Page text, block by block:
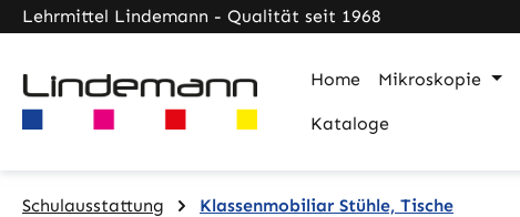
Hauptinhalt springen
Zur Suche springen
Zur Hauptnavigation springen
Lehrmittel Lindemann - Qualität seit 1968
Home Mikroskopie
Kataloge
Schulausstattung Klassenmobiliar Stühle, Tische